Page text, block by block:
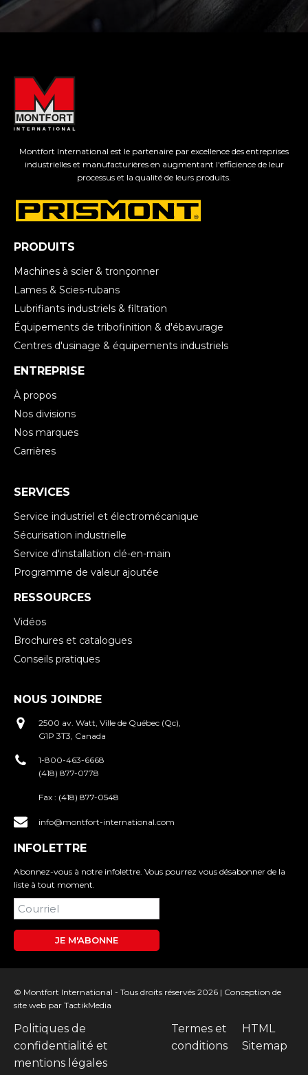
Montfort International est le partenaire par excellence des entreprises
industrielles et manufacturières en augmentant l'efficience de leur
processus et la qualité de leurs produits.
PRODUITS
Machines à scier & tronçonner
Lames & Scies-rubans
Lubrifiants industriels & filtration
Équipements de tribofinition & d'ébavurage
Centres d'usinage & équipements industriels
ENTREPRISE
À propos
Nos divisions
Nos marques
Carrières
SERVICES
Service industriel et électromécanique
Sécurisation industrielle
Service d'installation clé-en-main
Programme de valeur ajoutée
RESSOURCES
Vidéos
Brochures et catalogues
Conseils pratiques
NOUS JOINDRE
2500 av. Watt, Ville de Québec (Qc),
G1P 3T3, Canada
1-800-463-6668
(418) 877-0778
Fax : (418) 877-0548
info@montfort-international.com
INFOLETTRE
Abonnez-vous à notre infolettre. Vous pourrez vous désabonner de la
liste à tout moment.
JE M'ABONNE
© Montfort International - Tous droits réservés 2026 | Conception de
site web par TactikMedia
Politiques de
confidentialité et
mentions légales
Termes et
conditions
HTML
Sitemap